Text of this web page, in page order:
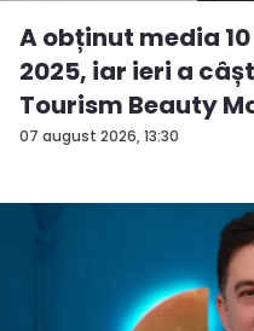
07 august 2026, 13:30
A obținut media
2025, iar ieri a
Tourism Beauty
Andreea...